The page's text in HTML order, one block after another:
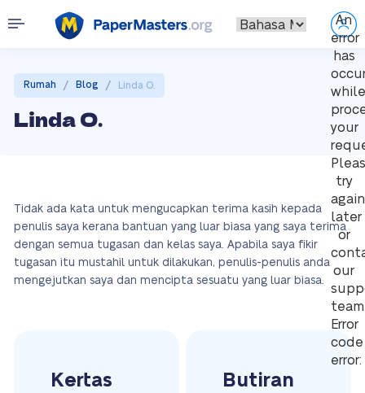
An
error
has
while
your
try
again
later
or
our
Error
code
error:
Rumah / Blog / Linda O.
Linda O.
Tidak ada kata untuk mengucapkan terima kasih kepada
penulis saya kerana bantuan yang luar biasa yang saya terima
dengan semua tugasan dan kelas saya. Apabila saya fikir
tugasan itu mustahil untuk dilakukan, penulis-penulis anda
mengejutkan saya dan mencipta sesuatu yang luar biasa.
Kertas
Butiran